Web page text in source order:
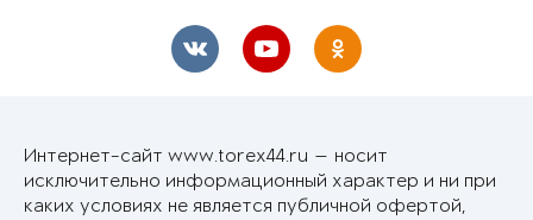
Интернет-сайт www.torex44.ru — носит
исключительно информационный характер и ни при
каких условиях не является публичной офертой,